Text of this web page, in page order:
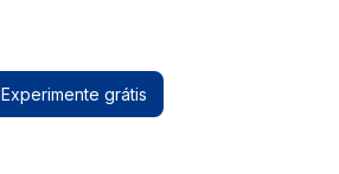
Experimente grátis